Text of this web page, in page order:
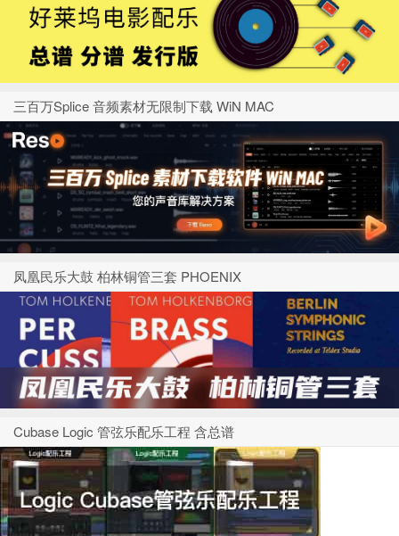
三百万Splice 音频素材无限制下载 WiN MAC
凤凰民乐大鼓 柏林铜管三套 PHOENIX
Cubase Logic 管弦乐配乐工程 含总谱